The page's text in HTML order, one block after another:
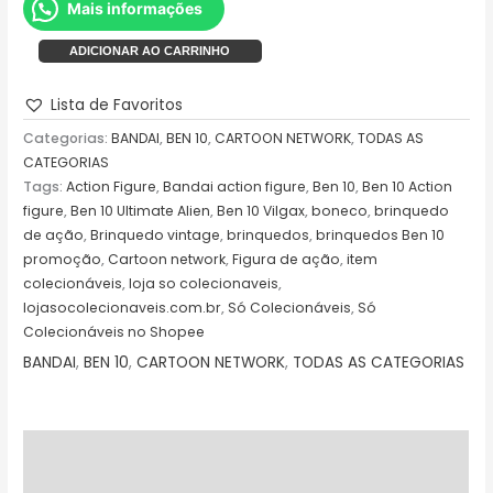
Mais informações
ADICIONAR AO CARRINHO
Lista de Favoritos
Categorias:BANDAI,BEN 10,CARTOON NETWORK,TODAS AS
CATEGORIAS
Tags:Action Figure,Bandai action figure,Ben 10,Ben 10 Action
figure,Ben 10 Ultimate Alien,Ben 10 Vilgax,boneco,brinquedo
de ação,Brinquedo vintage,brinquedos,brinquedos Ben 10
promoção,Cartoon network,Figura de ação,item
colecionáveis,loja so colecionaveis,
lojasocolecionaveis.com.br,Só Colecionáveis,Só
Colecionáveis no Shopee
BANDAI,BEN 10,CARTOON NETWORK, TODAS AS CATEGORIAS